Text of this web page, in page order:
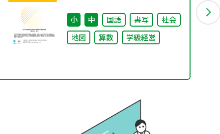
小 中 国語 書写
社会
地図
算数 学級経営